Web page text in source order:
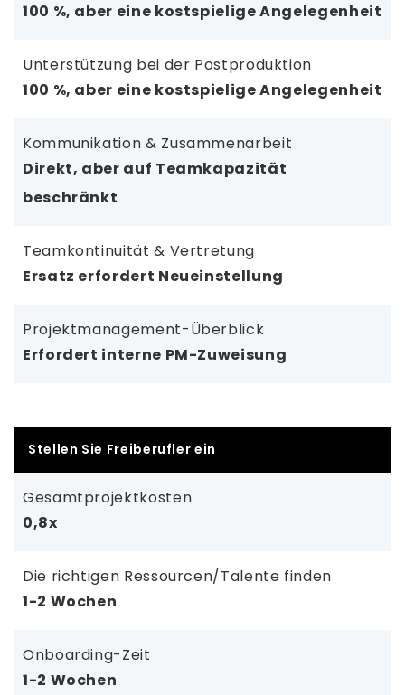
100 %, aber eine kostspielige Angelegenheit
Unterstützung bei der Postproduktion
100 %, aber eine kostspielige Angelegenheit
Kommunikation & Zusammenarbeit
Direkt, aber auf Teamkapazität
beschränkt
Teamkontinuität & Vertretung
Ersatz erfordert Neueinstellung
Projektmanagement-Überblick
Erfordert interne PM-Zuweisung
Stellen Sie Freiberufler ein
Gesamtprojektkosten
0,8x
Die richtigen Ressourcen/Talente finden
1-2 Wochen
Onboarding-Zeit
1-2 Wochen